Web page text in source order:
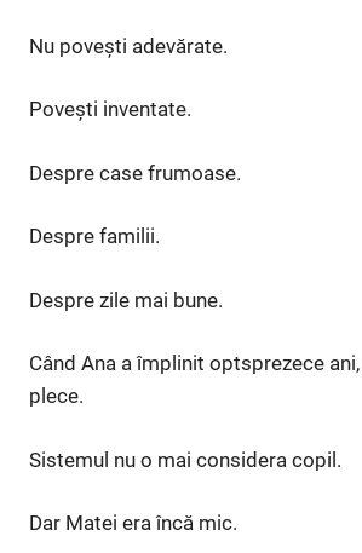
Nu povești adevărate.
Povești inventate.
Despre case frumoase.
Despre familii.
Despre zile mai bune.
Când Ana a împlinit optsprezece
plece.
Sistemul nu o mai considera copil.
Dar Matei era încă mic.